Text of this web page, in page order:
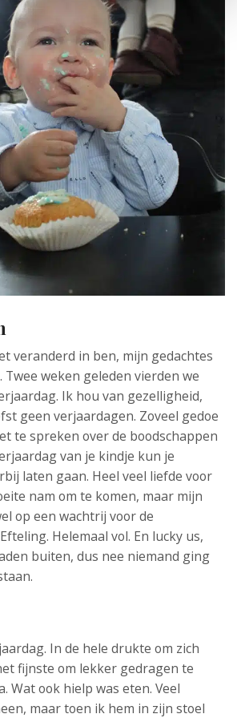
veranderd in ben, mijn gedachtes
weken geleden vierden we
Ik hou van gezelligheid,
geen verjaardagen. Zoveel gedoe
te spreken over de boodschappen
van je kindje kun je
laten gaan. Heel veel liefde voor
nam om te komen, maar mijn
op een wachtrij voor de
Helemaal vol. En lucky us,
buiten, dus nee niemand ging
In de hele drukte om zich
fijnste om lekker gedragen te
Wat ook hielp was eten. Veel
maar toen ik hem in zijn stoel